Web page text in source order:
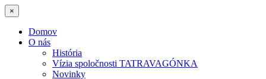
×
Domov
O nás
História
Vízia spoločnosti TATRAVAGÓNKA
Novinky